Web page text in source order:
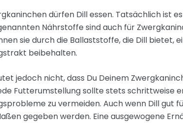
dürfen Dill essen. Tatsächlich ist
Nährstoffe sind auch für
sie durch die Ballaststoffe, die Dill bietet,
beibehalten.
jedoch nicht, dass Du Deinem
Futterumstellung sollte stets schrittweise
zu vermeiden. Auch wenn Dill gut
gegeben werden. Eine ausgewogene